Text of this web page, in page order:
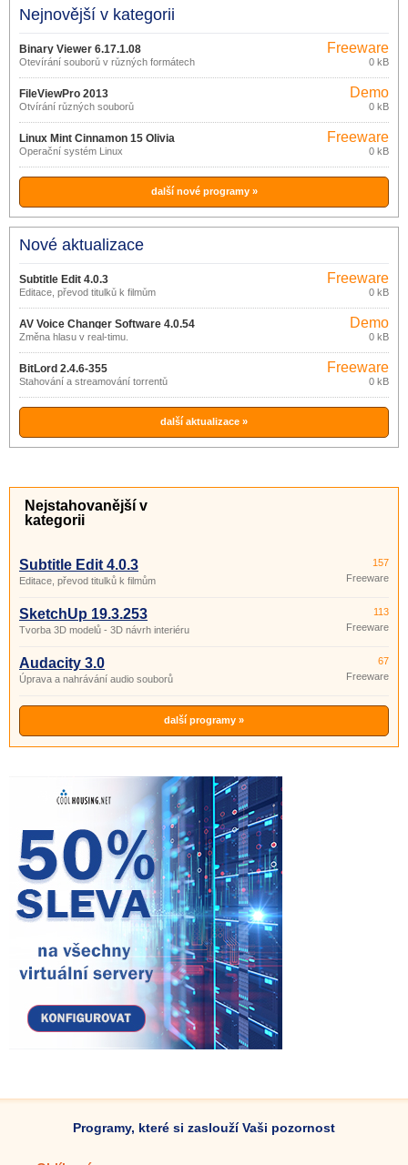
Nejnovější v kategorii
Binary Viewer 6.17.1.08
Otevírání souborů v různých formátech
Freeware
0 kB
FileViewPro 2013
Otvírání různých souborů
Demo
0 kB
Linux Mint Cinnamon 15 Olivia
Operační systém Linux
Freeware
0 kB
další nové programy »
Nové aktualizace
Subtitle Edit 4.0.3
Editace, převod titulků k filmům
Freeware
0 kB
AV Voice Changer Software 4.0.54
Změna hlasu v real-timu.
Demo
0 kB
BitLord 2.4.6-355
Stahování a streamování torrentů
Freeware
0 kB
další aktualizace »
Nejstahovanější v
kategorii
Subtitle Edit 4.0.3
Editace, převod titulků k filmům
157
Freeware
SketchUp 19.3.253
Tvorba 3D modelů - 3D návrh interiéru
113
Freeware
Audacity 3.0
Úprava a nahrávání audio souborů
67
Freeware
další programy »
Programy, které si zaslouží Vaši pozornost